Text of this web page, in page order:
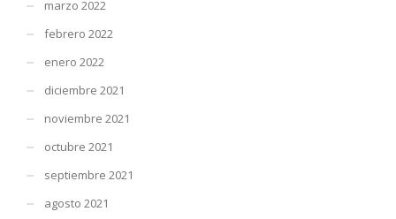
marzo 2022
febrero 2022
enero 2022
diciembre 2021
noviembre 2021
octubre 2021
septiembre 2021
agosto 2021